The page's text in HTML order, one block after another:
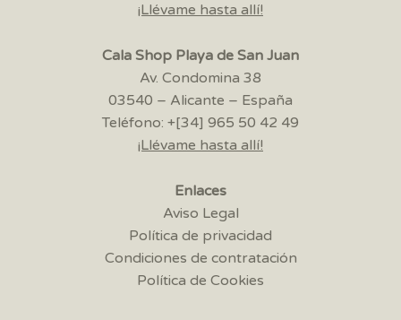
¡Llévame hasta allí!
Cala Shop Playa de San Juan
Av. Condomina 38
03540 – Alicante – España
Teléfono: +[34] 965 50 42 49
¡Llévame hasta allí!
Enlaces
Aviso Legal
Política de privacidad
Condiciones de contratación
Política de Cookies